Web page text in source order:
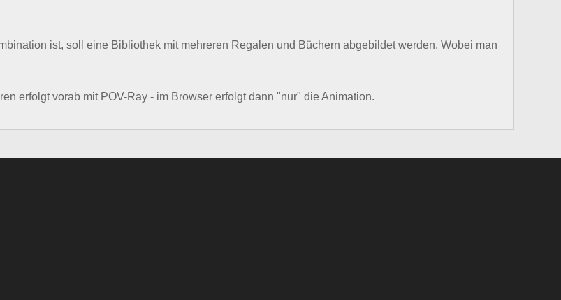
ist, soll eine Bibliothek mit mehreren Regalen und Büchern abgebildet werden. Wobei man
erfolgt vorab mit POV-Ray - im Browser erfolgt dann "nur" die Animation.